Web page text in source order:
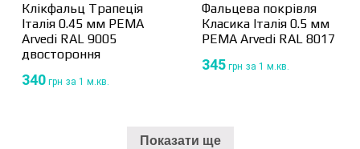
Клікфальц Трапеція
Італія 0.45 мм PEMA
Arvedi RAL 9005
двостороння
340 грн за 1 м.кв.
Фальцева покрівля
Класика Італія 0.5 мм
PEMA Arvedi RAL 8017
345 грн за 1 м.кв.
Показати ще